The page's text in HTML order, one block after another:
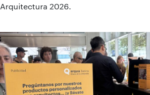
Arquitectura 2026.